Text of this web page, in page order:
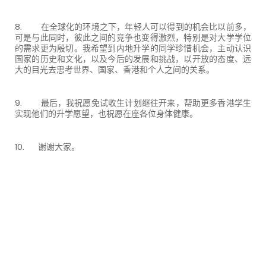
8. 在全球化的环境之下，年轻人可以得到的机会比以前多，
可是与此同时，彼此之间的竞争也变得激烈，特别是对大学学位
的需求更为殷切。我希望到内地升学的同学珍惜机会，主动认识
国家的历史和文化，以及今后的发展和挑战，以开放的态度、远
大的目光去思考世界、国家、香港和个人之间的关系。
9. 最后，我祝愿免试收生计划继往开来，帮助更多香港学生
实现他们的升学愿望，也祝愿在座各位身体健康。
10. 谢谢大家。